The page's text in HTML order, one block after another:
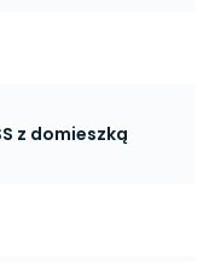
z domieszką